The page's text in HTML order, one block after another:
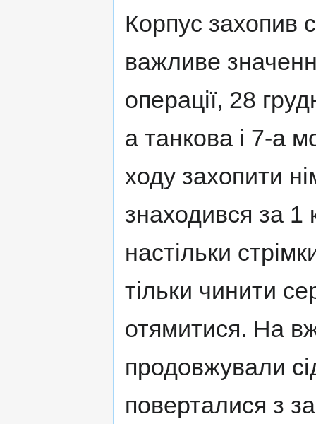
Корпус захопив
важливе
операції, 28
а танкова і 7-а
ходу захопити
знаходився за 1
настільки
тільки чинити
отямитися. На
продовжували
поверталися з